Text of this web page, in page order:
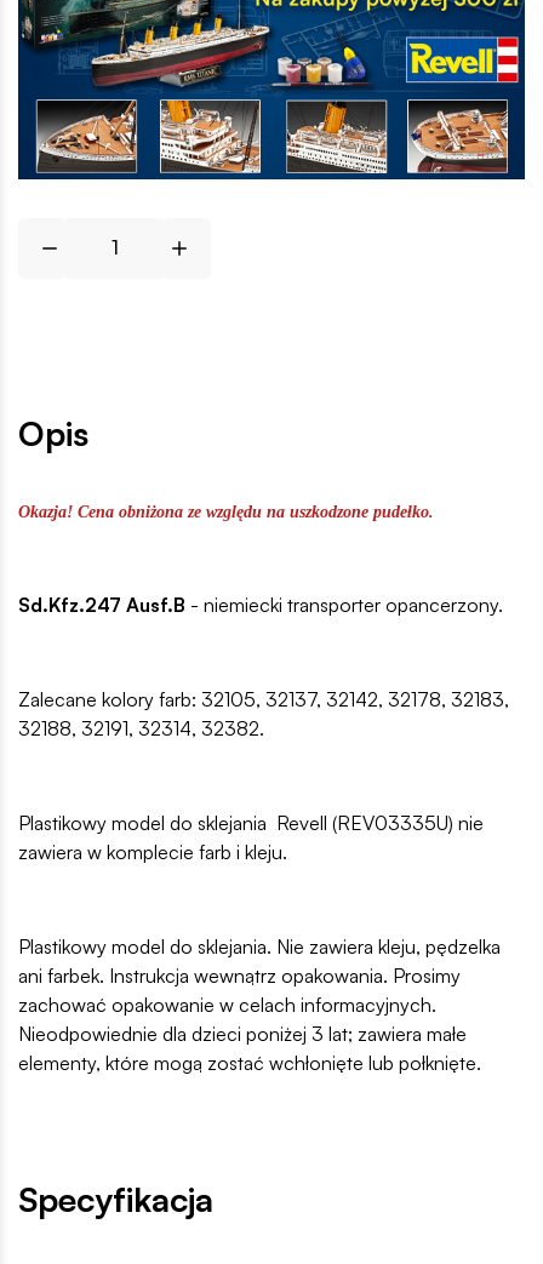
Opis
Okazja! Cena obniżona ze względu na uszkodzone pudełko.
Sd.Kfz.247 Ausf.B - niemiecki transporter opancerzony.
Zalecane kolory farb: 32105, 32137, 32142, 32178, 32183,
32188, 32191, 32314, 32382.
Plastikowy model do sklejania Revell (REV03335U) nie
zawiera w komplecie farb i kleju.
Plastikowy model do sklejania. Nie zawiera kleju, pędzelka
ani farbek. Instrukcja wewnątrz opakowania. Prosimy
zachować opakowanie w celach informacyjnych.
Nieodpowiednie dla dzieci poniżej 3 lat; zawiera małe
elementy, które mogą zostać wchłonięte lub połknięte.
Specyfikacja